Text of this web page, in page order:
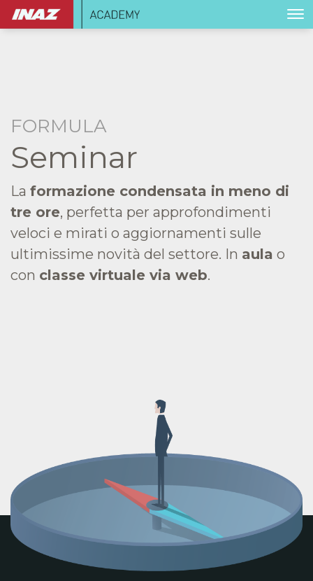
FORMULA
Seminar
La formazione condensata in meno di
tre ore, perfetta per approfondimenti
veloci e mirati o aggiornamenti sulle
ultimissime novità del settore. In aula o
con classe virtuale via web.